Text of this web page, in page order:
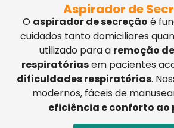
Aspirador de
O aspirador de secreção é
cuidados tanto domiciliares
utilizado para a remoção
respiratóriasem pacientes
dificuldades respiratórias.
modernos, fáceis de
eficiência e conforto ao